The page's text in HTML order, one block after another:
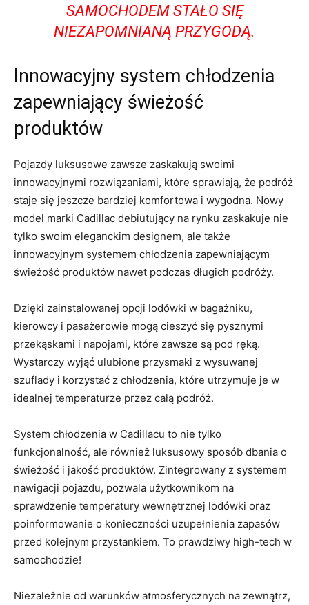
SAMOCHODEM STAŁO SIĘ
NIEZAPOMNIANĄ PRZYGODĄ.
Innowacyjny system chłodzenia
zapewniający ⁢świeżość
produktów
Pojazdy luksusowe zawsze zaskakują swoimi
innowacyjnymi ⁤rozwiązaniami, które sprawiają, ⁢że ‍podróż
staje⁢ się jeszcze bardziej komfortowa ⁤i wygodna. Nowy
model ‍marki Cadillac‌ debiutujący na rynku zaskakuje nie
tylko swoim ​eleganckim designem, ale także
innowacyjnym systemem⁣ chłodzenia zapewniającym
świeżość produktów nawet podczas długich podróży.
Dzięki zainstalowanej ‍opcji lodówki w bagażniku,‌
kierowcy i pasażerowie mogą cieszyć się pysznymi
przekąskami i napojami, które ​zawsze są ‍pod​ ręką.
Wystarczy wyjąć ulubione⁢ przysmaki z wysuwanej
szuflady i ​korzystać z chłodzenia,⁤ które utrzymuje je w
idealnej temperaturze przez całą podróż.
System chłodzenia​ w Cadillacu to ‍nie tylko
funkcjonalność, ⁤ale również luksusowy sposób dbania o
świeżość‍ i jakość produktów. ‌Zintegrowany z systemem⁢
nawigacji pojazdu, pozwala użytkownikom ⁤na
sprawdzenie temperatury wewnętrznej lodówki oraz
poinformowanie o konieczności uzupełnienia zapasów
przed ‍kolejnym przystankiem. To prawdziwy ⁢high-tech​ w‌
samochodzie!
Niezależnie od warunków⁢ atmosferycznych na zewnątrz,⁣